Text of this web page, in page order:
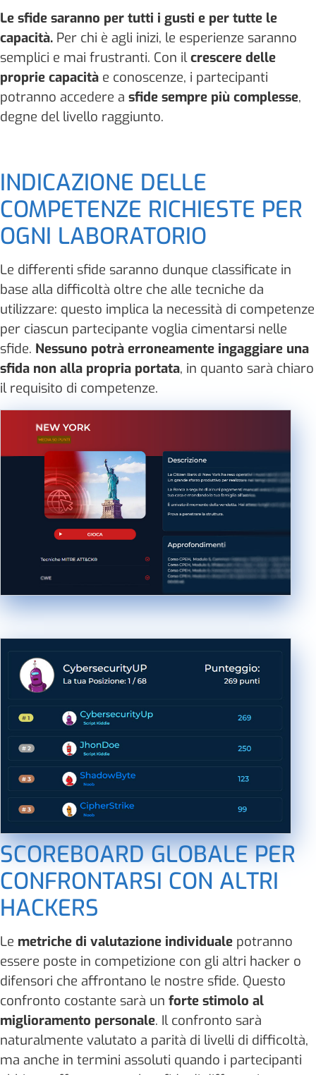
Le sfide saranno per tutti i gusti e per tutte le
capacità. Per chi è agli inizi, le esperienze saranno
semplici e mai frustranti. Con ilcrescere delle
proprie capacità e conoscenze, i partecipanti
potranno accedere a sfide sempre più complesse,
degne del livello raggiunto.
INDICAZIONE DELLE
COMPETENZE RICHIESTE PER
OGNI LABORATORIO
Le differenti sfide saranno dunque classificate in
base alla difficoltà oltre che alle tecniche da
utilizzare: questo implica la necessità di competenze
per ciascun partecipante voglia cimentarsi nelle
sfide. Nessuno potrà erroneamente ingaggiare una
sfida non alla propria portata, in quanto sarà chiaro
il requisito di competenze.
SCOREBOARD GLOBALE PER
CONFRONTARSI CON ALTRI
HACKERS
Le metriche di valutazione individuale potranno
essere poste in competizione con gli altri hacker o
difensori che affrontano le nostre sfide. Questo
confronto costante sarà un forte stimolo al
miglioramento personale. Il confronto sarà
naturalmente valutato a parità di livelli di difficoltà,
ma anche in termini assoluti quando i partecipanti